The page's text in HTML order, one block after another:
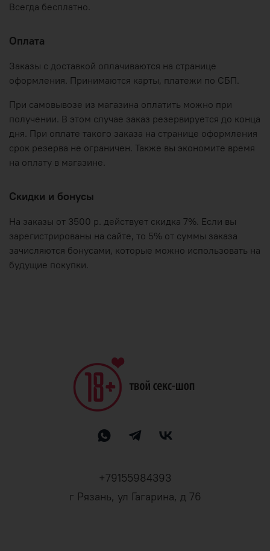
Всегда бесплатно.
Оплата
Заказы с доставкой оплачиваются на странице
оформления. Принимаются карты, платежи по СБП.
При самовывозе из магазина оплатить можно при
получении. В этом случае заказ резервируется до конца
дня. При оплате такого заказа на странице оформления
срок резерва не ограничен. Также вы экономите время
на оплату в магазине.
Скидки и бонусы
На заказы от 3500 р. действует скидка 7%. Если вы
зарегистрированы на сайте, то 5% от суммы заказа
зачисляются бонусами, которые можно использовать на
будущие покупки.
+79155984393
г Рязань, ул Гагарина, д 76